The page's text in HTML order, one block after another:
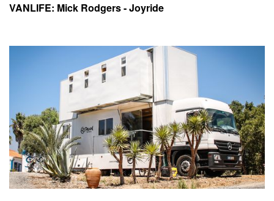
VANLIFE: Mick Rodgers - Joyride